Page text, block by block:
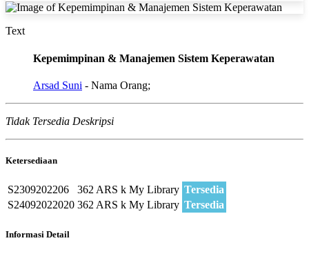
Text
Kepemimpinan & Manajemen Sistem Keperawatan
Arsad Suni - Nama Orang;
Tidak Tersedia Deskripsi
Ketersediaan
S2309202206 362 ARS k My Library Tersedia
S24092022020 362 ARS k My Library Tersedia
Informasi Detail